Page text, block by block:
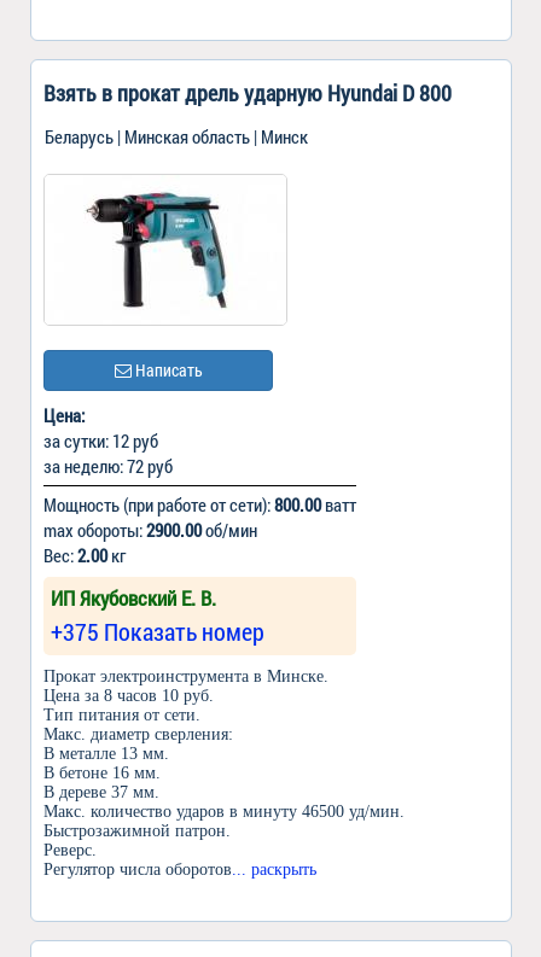
Взять в прокат дрель ударную Hyundai D 800
Беларусь | Минская область | Минск
Написать
Цена:
за сутки: 12 руб
за неделю: 72 руб
Мощность (при работе от сети):800.00ватт
max обороты:2900.00об/мин
Вес:2.00кг
ИП Якубовский Е. В.
+375 Показать номер
Прокат электроинструмента в Минске.
Цена за 8 часов 10 руб.
Тип питания от сети.
Макс. диаметр сверления:
В металле 13 мм.
В бетоне 16 мм.
В дереве 37 мм.
Макс. количество ударов в минуту 46500 уд/мин.
Быстрозажимной патрон.
Реверс.
Регулятор числа оборотов ... раскрыть